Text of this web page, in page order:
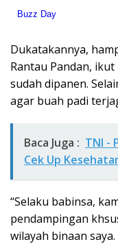
Dukatakannya,
Rantau Pandan,
sudah dipanen.
agar buah padi
Baca Juga : TNI -
Cek Up
“Selaku babinsa,
pendampingan
wilayah binaan